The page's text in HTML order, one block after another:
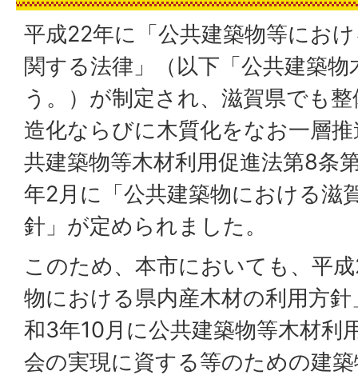
平成22年に「公共建築物等にお
関する法律」（以下「公共建築
う。）が制定され、滋賀県でも
造化ならびに木質化をなお一層
共建築物等木材利用促進法第8条
年2月に「公共建築物における滋
針」が定められました。
このため、本市においても、平
物における県内産木材の利用方
和3年10月に公共建築物等木材利
会の実現に資する等のための建